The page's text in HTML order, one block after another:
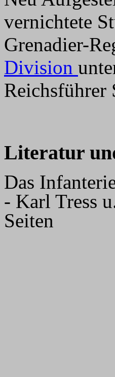
vernichtete
Grenadier-
Division
Reichsführer
Literatur
Das
- Karl Tress
Seiten